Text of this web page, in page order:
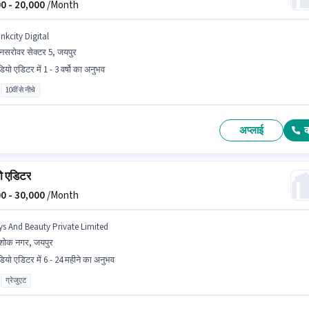
- 20,000/Month
Digital
सेक्टर 5, जयपुर
एडिटर में 1 - 3 वर्षो का अनुभव
10वीं से नीचे
अप्लाई
एडिटर
-30,000/Month
And Beauty Private Limited
नगर, जयपुर
एडिटर में 6 - 24 महीने का अनुभव
ग्रेजुएट